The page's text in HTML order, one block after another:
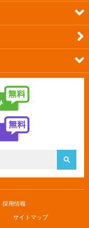
採用情報
サイトマップ